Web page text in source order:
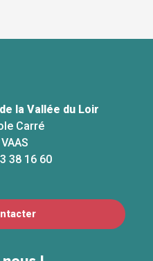
la Vallée du Loir
Carré
38 16 60